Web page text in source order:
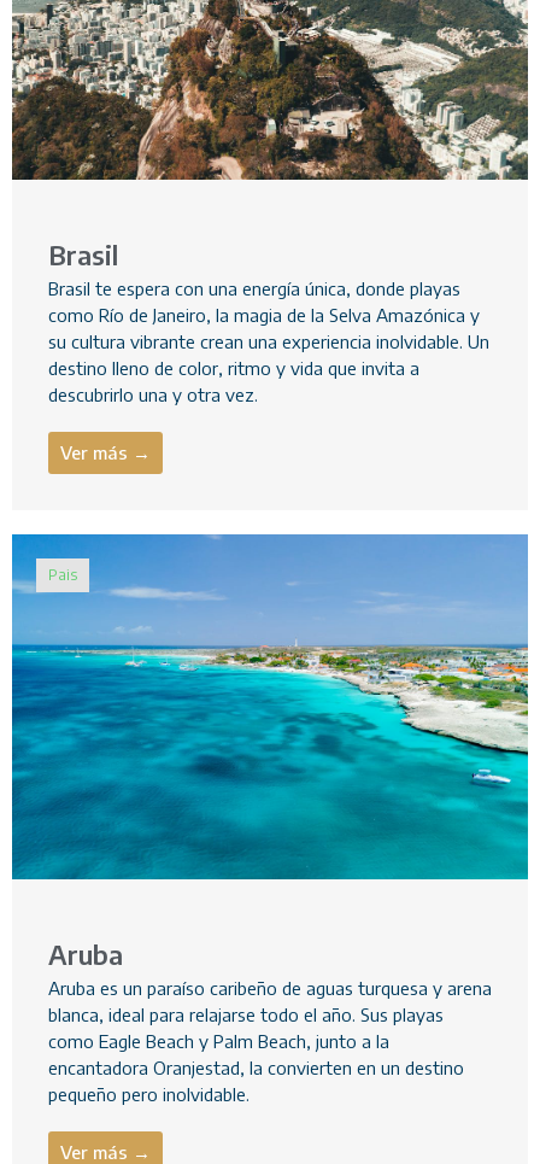
Brasil
Brasil te espera con una energía única, donde playas
como Río de Janeiro, la magia de la Selva Amazónica y
su cultura vibrante crean una experiencia inolvidable. Un
destino lleno de color, ritmo y vida que invita a
descubrirlo una y otra vez.
Ver más →
Pais
Aruba
Aruba es un paraíso caribeño de aguas turquesa y arena
blanca, ideal para relajarse todo el año. Sus playas
como Eagle Beach y Palm Beach, junto a la
encantadora Oranjestad, la convierten en un destino
pequeño pero inolvidable.
Ver más →